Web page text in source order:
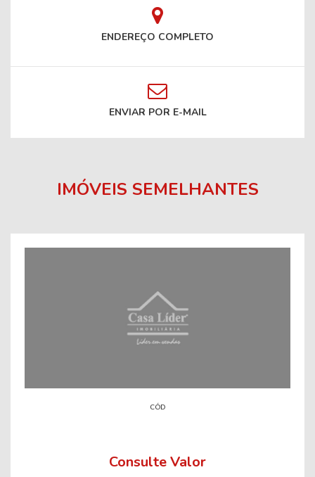
ENDEREÇO COMPLETO
ENVIAR POR E-MAIL
IMÓVEIS SEMELHANTES
CÓD
Consulte Valor